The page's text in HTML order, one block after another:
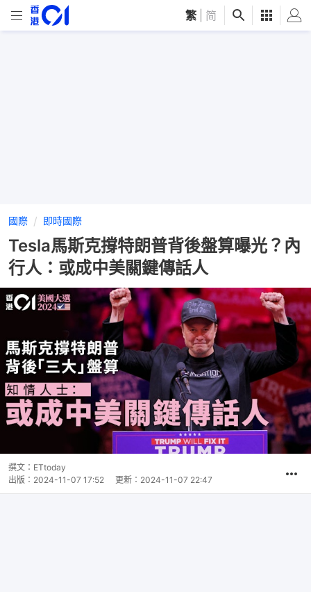
繁 简
國際 即時國際
Tesla馬斯克撐特朗普背後盤算曝光？內
行人：或成中美關鍵傳話人
撰文： ETtoday
出版： 2024-11-07 17:52 更新： 2024-11-07 22:47